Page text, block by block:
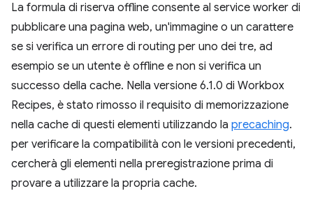
La formula di riserva offline consente al service worker di
pubblicare una pagina web, un'immagine o un carattere
se si verifica un errore di routing per uno dei tre, ad
esempio se un utente è offline e non si verifica un
successo della cache. Nella versione 6.1.0 di Workbox
Recipes, è stato rimosso il requisito di memorizzazione
nella cache di questi elementi utilizzando la precaching.
per verificare la compatibilità con le versioni precedenti,
cercherà gli elementi nella preregistrazione prima di
provare a utilizzare la propria cache.